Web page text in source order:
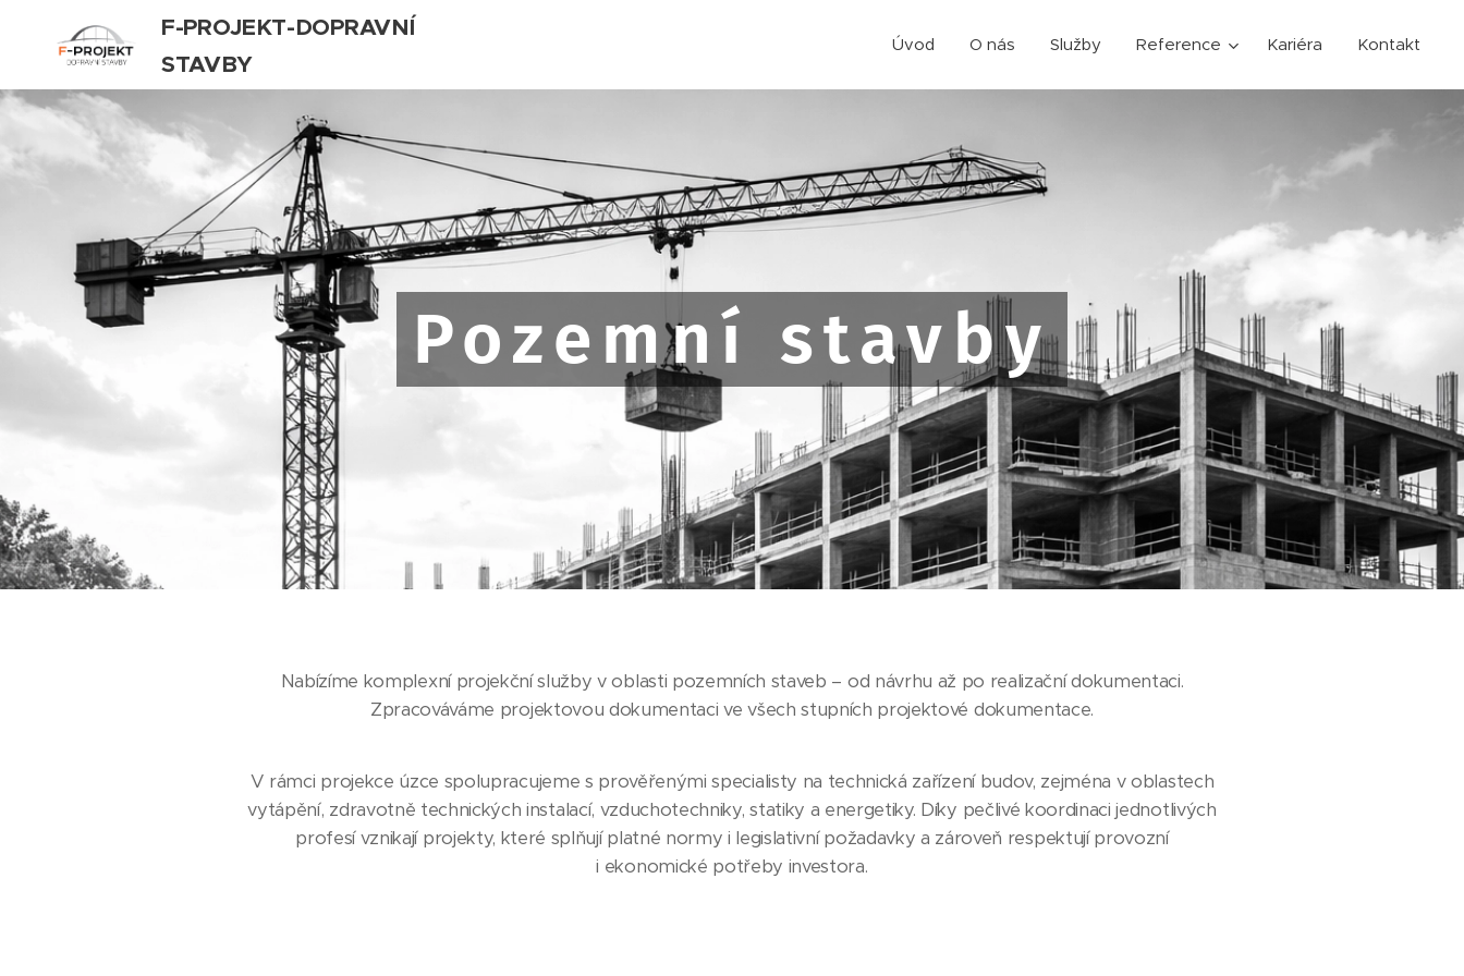
F-PROJEKT-DOPRAVNÍ
STAVBY
Úvod O nás Služby Reference Kariéra Kontakt
Pozemní stavby
Nabízíme komplexní projekční služby v oblasti pozemních staveb – od návrhu až po realizační dokumentaci.
Zpracováváme projektovou dokumentaci ve všech stupních projektové dokumentace.
V rámci projekce úzce spolupracujeme s prověřenými specialisty na technická zařízení budov, zejména v oblastech
vytápění, zdravotně technických instalací, vzduchotechniky, statiky a energetiky. Díky pečlivé koordinaci jednotlivých
profesí vznikají projekty, které splňují platné normy i legislativní požadavky a zároveň respektují provozní
i ekonomické potřeby investora.